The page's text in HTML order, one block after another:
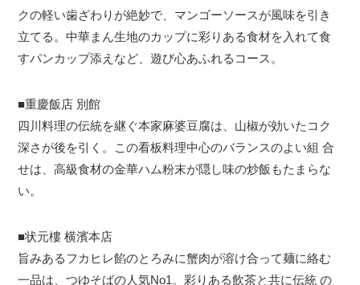
クの軽い歯ざわりが絶妙で、マンゴーソースが風味を引き
立てる。中華まん生地のカップに彩りある食材を入れて食
すパンカップ添えなど、遊び心あふれるコース。
■重慶飯店 別館
四川料理の伝統を継ぐ本家麻婆豆腐は、山椒が効いたコク
深さが後を引く。この看板料理中心のバランスのよい組 合
せは、高級食材の金華ハム粉末が隠し味の炒飯もたまらな
い。
■状元樓 横濱本店
旨みあるフカヒレ餡のとろみに蟹肉が溶け合って麺に絡む
一品は、つゆそばの人気No1。彩りある飲茶と共に伝統 の